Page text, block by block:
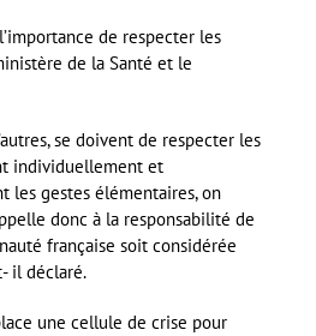
de respecter les
de la Santé et le
se doivent de respecter les
individuellement et
les gestes élémentaires, on
donc à la responsabilité de
française soit considérée
il déclaré.
une cellule de crise pour